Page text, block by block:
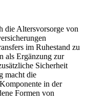
die Altersvorsorge von
im Ruhestand zu
als Ergänzung zur
Sicherheit
macht die
in der
Formen von